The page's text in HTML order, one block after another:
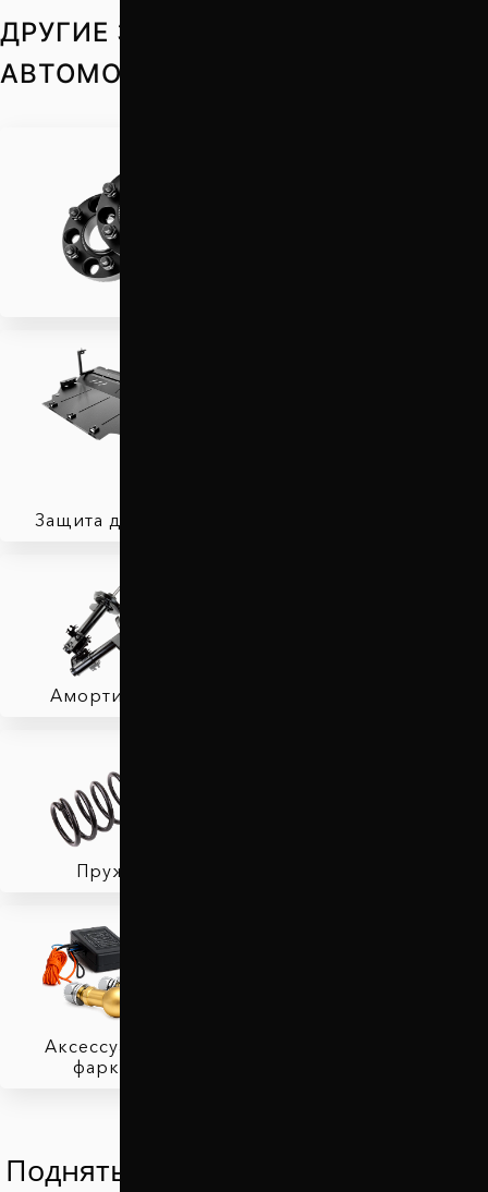
ДРУГИЕ ЗАПЧАСТИ НА ВАШ
АВТОМОБИЛЬ
Защита двигателя
Амортизаторы
Пружины
Аксессуары для
фаркопов
Поднять Тойота Терцел